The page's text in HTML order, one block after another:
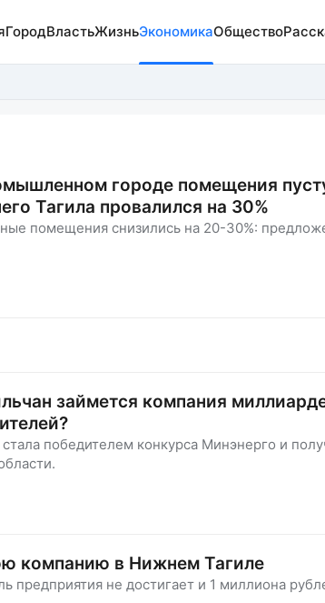
ГородВластьЖизньЭкономикаОбщество
городе помещения
Тагила провалился на 30%
помещения снизились на 20-30%:
займется компания
победителем конкурса Минэнерго и
компанию в Нижнем Тагиле
предприятия не достигает и 1 миллиона